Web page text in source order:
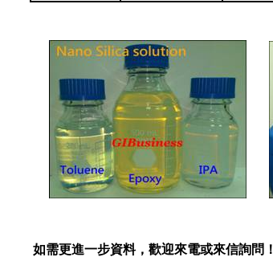
如需更進一步資料， 歡迎來電或來信詢問！